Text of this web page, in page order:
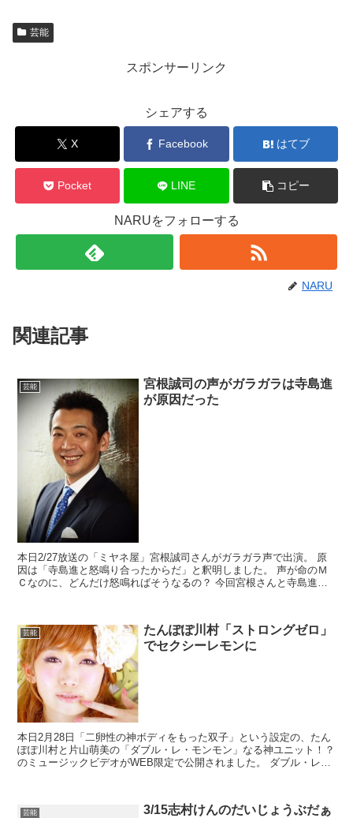
芸能
スポンサーリンク
シェアする
X Facebook はてブ
Pocket LINE コピー
NARUをフォローする
NARU
関連記事
芸能
宮根誠司の声がガラガラは寺島進
が原因だった
本日2/27放送の「ミヤネ屋」宮根誠司さんがガラガラ声で出演。 原
因は「寺島進と怒鳴り合ったからだ」と釈明しました。 声が命のＭ
Ｃなのに、どんだけ怒鳴ればそうなるの？ 今回宮根さんと寺島進さ
芸能
たんぽぽ川村「ストロングゼロ」
でセクシーレモンに
本日2月28日「二卵性の神ボディをもった双子」という設定の、たん
ぽぽ川村と片山萌美の「ダブル・レ・モンモン」なる神ユニット！？
のミュージックビデオがWEB限定で公開されました。 ダブル・レ・
芸能
3/15志村けんのだいじょうぶだぁ